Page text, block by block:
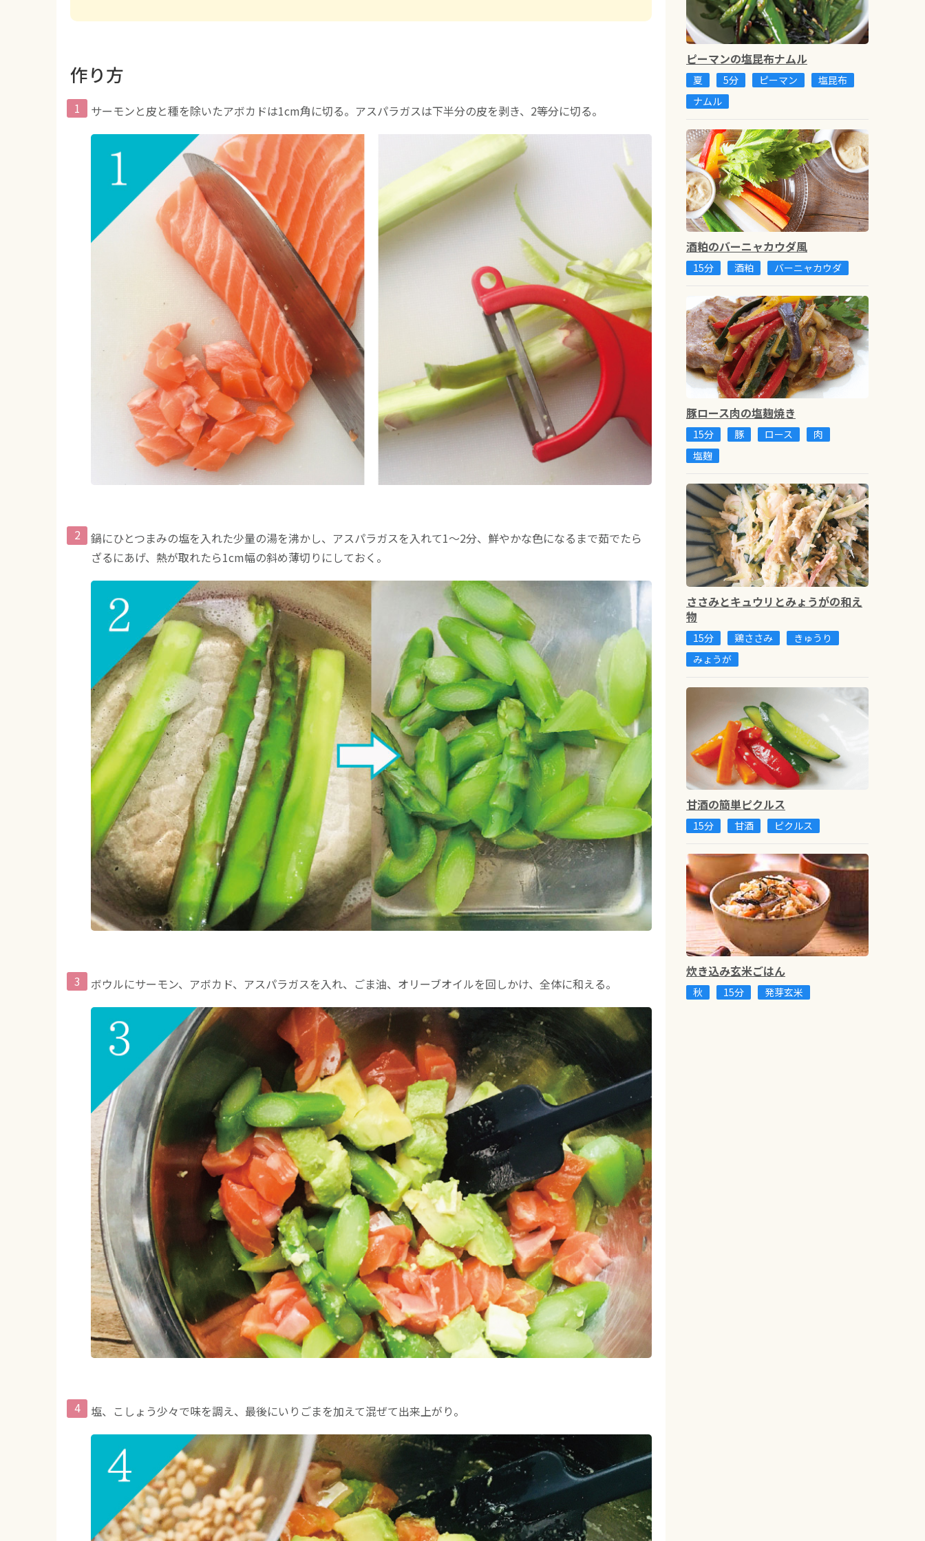
作り方
サーモンと皮と種を除いたアボカドは1cm角に切る。アスパラガスは下半分の皮を剥き、2等分に切る。
鍋にひとつまみの塩を入れた少量の湯を沸かし、アスパラガスを入れて1〜2分、鮮やかな色になるまで茹でたら
ざるにあげ、熱が取れたら1cm幅の斜め薄切りにしておく。
ボウルにサーモン、アボカド、アスパラガスを入れ、ごま油、オリーブオイルを回しかけ、全体に和える。
塩、こしょう少々で味を調え、最後にいりごまを加えて混ぜて出来上がり。
ピーマンの塩昆布ナムル
夏 5分 ピーマン
塩昆布
ナムル
酒粕のバーニャカウダ風
15分 酒粕 バーニャカウダ
豚ロース肉の塩麹焼き
15分 豚 ロース
肉
塩麹
ささみとキュウリとみょうがの和え
物
15分 鶏ささみ
きゅうり
みょうが
甘酒の簡単ピクルス
15分 甘酒 ピクルス
炊き込み玄米ごはん
秋 15分 発芽玄米